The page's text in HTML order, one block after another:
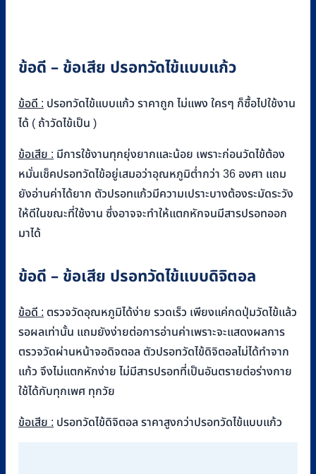
ข้อดี – ข้อเสีย ปรอทวัดไข้แบบแก้ว
ข้อดี : ปรอทวัดไข้แบบแก้ว ราคาถูก ไม่แพง ใครๆ ก็ซื้อไปใช้งาน
ได้ ( ถ้าวัดไข้เป็น )
ข้อเสีย : มีการใช้งานทุกยุ่งยากและน้อย เพราะก่อนวัดไข้ต้อง
หมั่นเช็คปรอทวัดไข้อยู่เสมอว่าอุณหภูมิต่ำกว่า 36 องศา แถม
ยังอ่านค่าได้ยาก ตัวปรอทแก้วมีความเปราะบางต้องระมัดระวัง
ให้ดีในขณะที่ใช้งาน ซึ่งอาจจะทำให้แตกหักจนมีสารปรอทออก
มาได้
ข้อดี – ข้อเสีย ปรอทวัดไข้แบบดิจิตอล
ข้อดี : ตรวจวัดอุณหภูมิได้ง่าย รวดเร็ว เพียงแค่กดปุ่มวัดไข้แล้ว
รอผลเท่านั้น แถมยังง่ายต่อการอ่านค่าเพราะจะแสดงผลการ
ตรวจวัดผ่านหน้าจอดิจตอล ตัวปรอทวัดไข้ดิจิตอลไม่ได้ทำจาก
แก้ว จึงไม่แตกหักง่าย ไม่มีสารปรอทที่เป็นอันตรายต่อร่างกาย
ใช้ได้กับทุกเพศ ทุกวัย
ข้อเสีย : ปรอทวัดไข้ดิจิตอล ราคาสูงกว่าปรอทวัดไข้แบบแก้ว